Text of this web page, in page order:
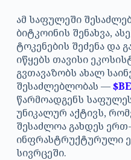
ამ საფულეში
ბიტკოინის შენახვა,
ტოკენების შეძენა და
იწყებს თავისი
გვთავაზობს ახალ
შესაძლებლობას —
წარმოადგენს
უნიკალურ აქტივს,
შესაძლოა გახდეს
ინფრასტრუქტურული
სივრცეში.